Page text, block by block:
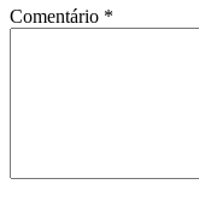
Comentário *